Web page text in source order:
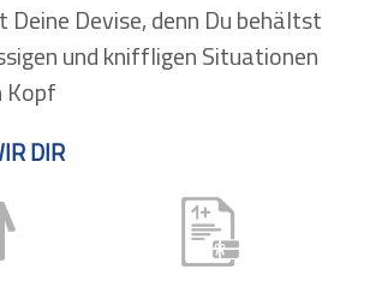
Deine Devise, denn Du behältst
und kniffligen Situationen
Kopf
DIR